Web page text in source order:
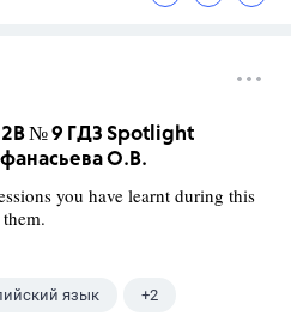
№ 9 ГДЗ Spotlight
О.В.
you have learnt during this
язык +2